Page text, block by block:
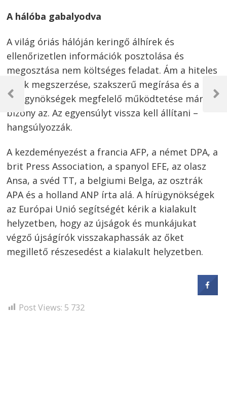
A hálóba gabalyodva
A világ óriás hálóján keringő álhírek és
ellenőrizetlen információk posztolása és
megosztása nem költséges feladat. Ám a hiteles
hírek megszerzése, szakszerű megírása és a
hírügynökségek megfelelő működtetése már
bizony az. Az egyensúlyt vissza kell állítani –
hangsúlyozzák.
A kezdeményezést a francia AFP, a német DPA, a
brit Press Association, a spanyol EFE, az olasz
Ansa, a svéd TT, a belgiumi Belga, az osztrák
APA és a holland ANP írta alá. A hírügynökségek
az Európai Unió segítségét kérik a kialakult
helyzetben, hogy az újságok és munkájukat
végző újságírók visszakaphassák az őket
megillető részesedést a kialakult helyzetben.
Post Views: 5 732
Bejegyzés
navigáció
Previous
Next